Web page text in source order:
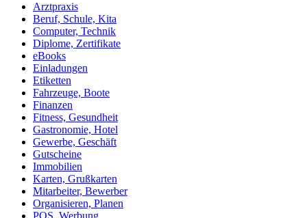
Arztpraxis
Beruf, Schule, Kita
Computer, Technik
Diplome, Zertifikate
eBooks
Einladungen
Etiketten
Fahrzeuge, Boote
Finanzen
Fitness, Gesundheit
Gastronomie, Hotel
Gewerbe, Geschäft
Gutscheine
Immobilien
Karten, Grußkarten
Mitarbeiter, Bewerber
Organisieren, Planen
POS, Werbung